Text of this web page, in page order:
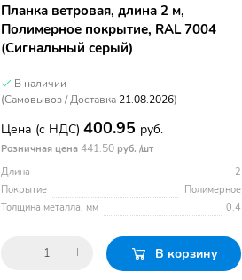
Планка ветровая, длина 2 м,
Полимерное покрытие, RAL 7004
(Сигнальный серый)
В наличии
(Самовывоз / Доставка 21.08.2026)
Цена (с НДС) 400.95 руб.
Розничная цена 441.50 руб. /шт
Длина
2
Покрытие
Полимерное
Толщина металла, мм
0.4
В корзину